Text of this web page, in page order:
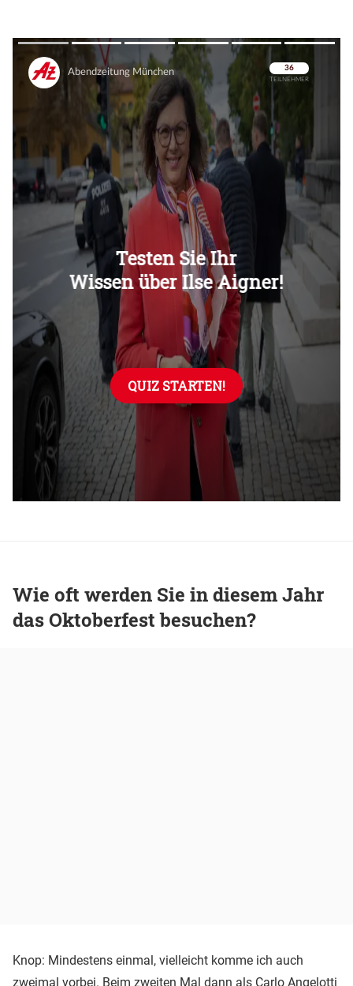
Überspringen
Überspringen
Wie oft werden Sie in diesem Jahr
das Oktoberfest besuchen?
Knop: Mindestens einmal, vielleicht komme ich auch
zweimal vorbei. Beim zweiten Mal dann als Carlo Angelotti